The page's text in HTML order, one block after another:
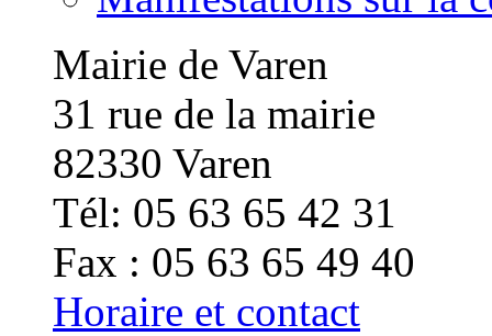
Mairie de Varen
31 rue de la mairie
82330 Varen
Tél: 05 63 65 42 31
Fax : 05 63 65 49 40
Horaire et contact